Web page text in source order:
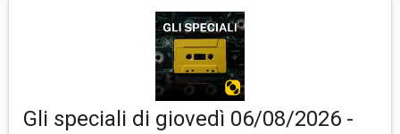
Gli speciali di giovedì 06/08/2026 -